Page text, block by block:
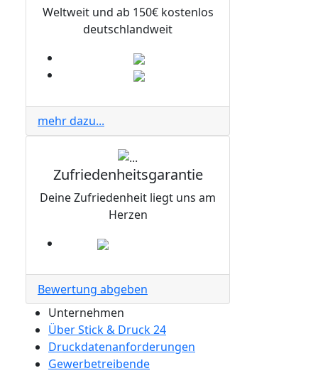
Weltweit und ab 150€ kostenlos
deutschlandweit
mehr dazu...
Zufriedenheitsgarantie
Deine Zufriedenheit liegt uns am
Herzen
Bewertung abgeben
Unternehmen
Über Stick & Druck 24
Druckdatenanforderungen
Gewerbetreibende